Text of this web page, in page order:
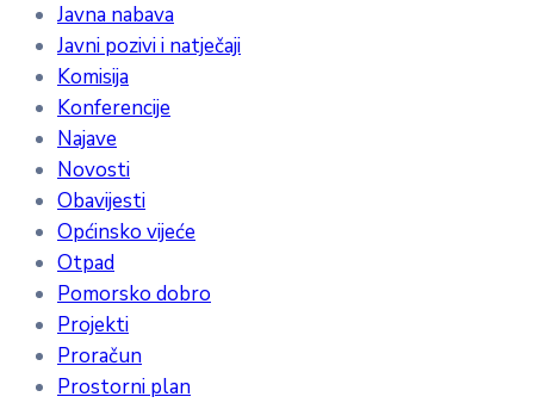
Javna nabava
Javni pozivi i natječaji
Komisija
Konferencije
Najave
Novosti
Obavijesti
Općinsko vijeće
Otpad
Pomorsko dobro
Projekti
Proračun
Prostorni plan